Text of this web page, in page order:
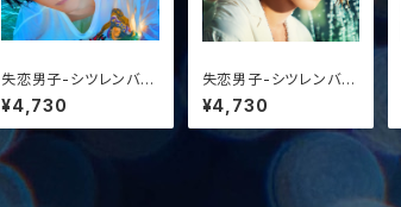
失恋男子-シツレンバナ
シ-3 特典ブロマイド：
yoshi.
¥4,730
失恋男子-シツレンバナ
シ-3 特典ブロマイド：
立石俊樹
¥4,730